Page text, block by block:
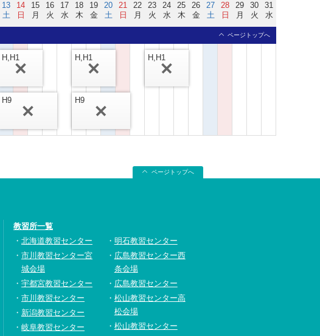
13
土
14
日
15
月
16
火
17
水
18
木
19
金
20
土
21
日
22
月
23
火
24
水
25
木
26
金
27
土
28
日
29
月
30
火
31
水
ページトップへ
H,H1
H9
H,H1
H9
H,H1
ページトップへ
教習所一覧
北海道教習センター
市川教習センター宮
城会場
宇都宮教習センター
市川教習センター
新潟教習センター
岐阜教習センター
明石教習センター
広島教習センター西
条会場
広島教習センター
松山教習センター高
松会場
松山教習センター